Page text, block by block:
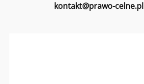
kontakt@prawo-celne.pl